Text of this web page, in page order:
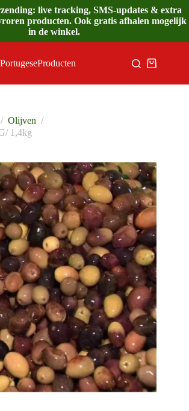
live tracking, SMS-updates & extra
producten. Ook gratis afhalen mogelijk
in de winkel.
PortugeseProducten
/ Olijven /
1,4kg